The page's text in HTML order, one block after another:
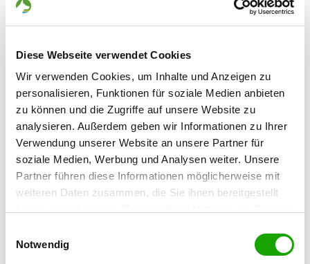
Diese Webseite verwendet Cookies
Wir verwenden Cookies, um Inhalte und Anzeigen zu
personalisieren, Funktionen für soziale Medien anbieten
zu können und die Zugriffe auf unsere Website zu
analysieren. Außerdem geben wir Informationen zu Ihrer
Verwendung unserer Website an unsere Partner für
soziale Medien, Werbung und Analysen weiter. Unsere
Partner führen diese Informationen möglicherweise mit
weiteren Daten zusammen, die Sie ihnen bereitgestellt
Cookies, wenn Sie unsere Webseite weiterhin nutzen.
Notwendig
Zuchtstätte: vom Haus Untersberg
Details
Zuchtstätte: vom Gendorfer Forst
Details
Forststr. 13
84508 Burgkirchen
Derzeit keine Welpen
Zuchtstätte: aus der Chaosschmiede
Details
83471 Schönau am Königsee